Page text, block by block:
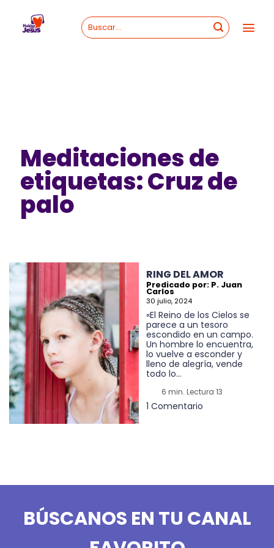
content
Meditaciones de
etiquetas: Cruz de
palo
RING DEL AMOR
Predicado por: P. Juan
Carlos
30 julio, 2024
«El Reino de los Cielos se
parece a un tesoro
escondido en un campo.
Un hombre lo encuentra,
lo vuelve a esconder y
lleno de alegría, vende
todo lo...
6 min. Lectura 13
1 Comentario
BÚSCANOS EN TU CANAL